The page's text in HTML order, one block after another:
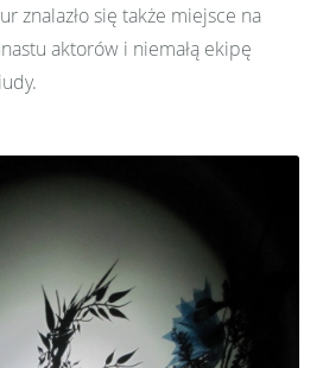
znalazło się także miejsce na
aktorów i niemałą ekipę